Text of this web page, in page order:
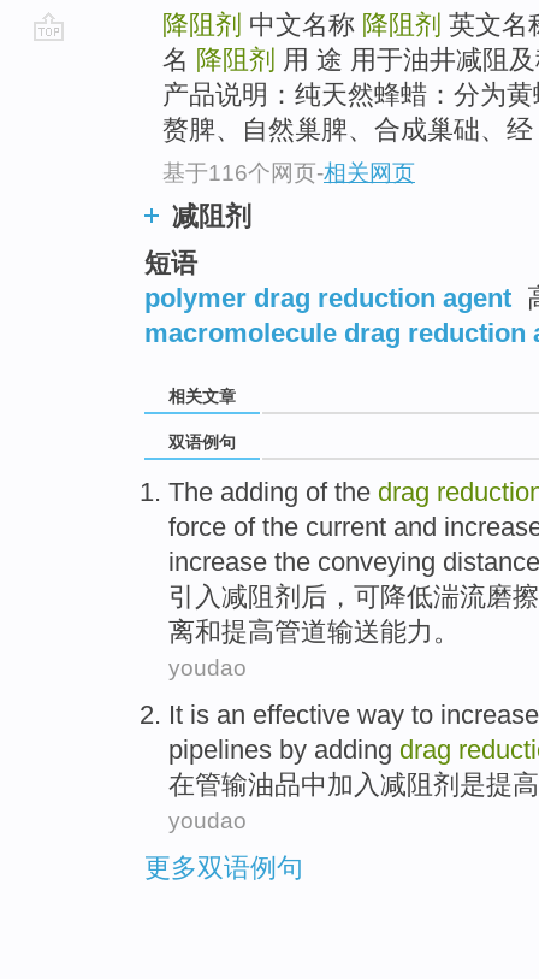
降阻剂 中文名称 降阻剂 英文
名 降阻剂 用 途 用于油井减阻
产品说明：纯天然蜂蜡：分为
赘脾、自然巢脾、合成巢础、经
基于116个网页-相关网页
减阻剂
短语
polymer drag reduction agent
macromolecule drag reduction
相关文章
双语例句
The adding of the drag
force of the current and
increase the conveying distance
引入减阻 剂 后， 可降低湍流磨
离和提高管道输送能力。
youdao
It is an effective way to increase
pipelines by adding drag
在管输油品中加入减阻 剂 是提高
youdao
更多双语例句